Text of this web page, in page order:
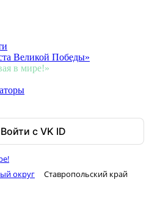
Великой Победы»
в мире!»
Войти с VK ID
округ
Ставропольский край